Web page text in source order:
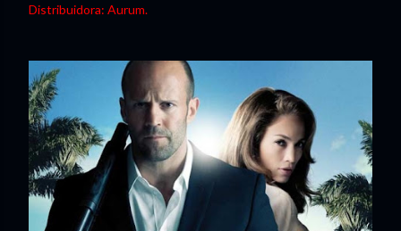
Distribuidora: Aurum.